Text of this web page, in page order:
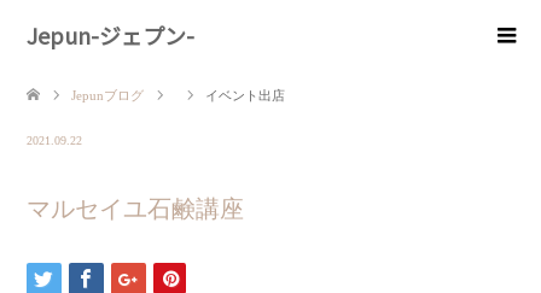
Jepun-ジェプン-
Jepunブログ イベント出店
2021.09.22
マルセイユ石鹸講座